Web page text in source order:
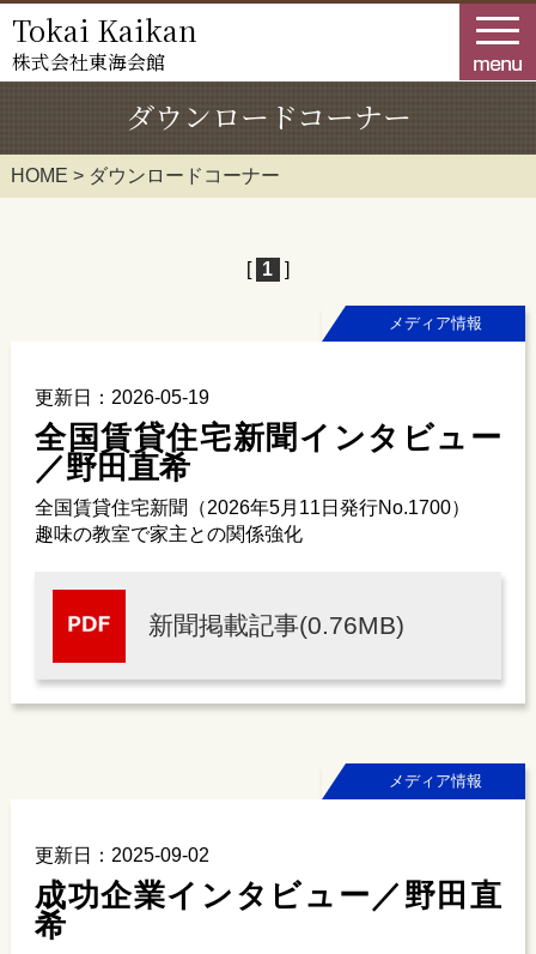
Tokai Kaikan
株式会社東海会館
ダウンロードコーナー
HOME > ダウンロードコーナー
[ 1 ]
メディア情報
更新日：2026-05-19
全国賃貸住宅新聞インタビュー
／野田直希
全国賃貸住宅新聞（2026年5月11日発行No.1700）
趣味の教室で家主との関係強化
新聞掲載記事(0.76MB)
メディア情報
更新日：2025-09-02
成功企業インタビュー／野田直
希
HOME
業務案内
物件情報
お問合せ
ダウンロードコーナー